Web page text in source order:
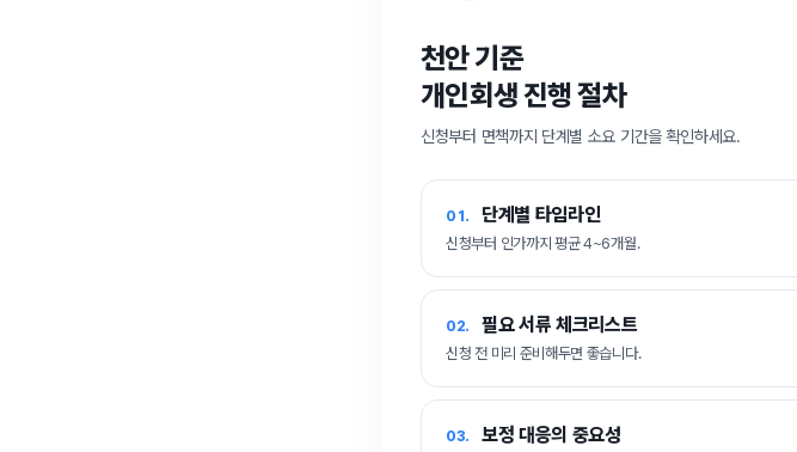
천안 기준
개인회생 진행 절차
신청부터 면책까지 단계별 소요 기간을 확인하세요.
01. 단계별 타임라인
신청부터 인가까지 평균 4~6개월.
02. 필요 서류 체크리스트
신청 전 미리 준비해두면 좋습니다.
03. 보정 대응의 중요성
1:1 상담 신청
법무법인 서앤율 · 광고책임변호사 구제준
1:1 상담 신청
법무법인 서앤율 · 광고책임변호사 구제준